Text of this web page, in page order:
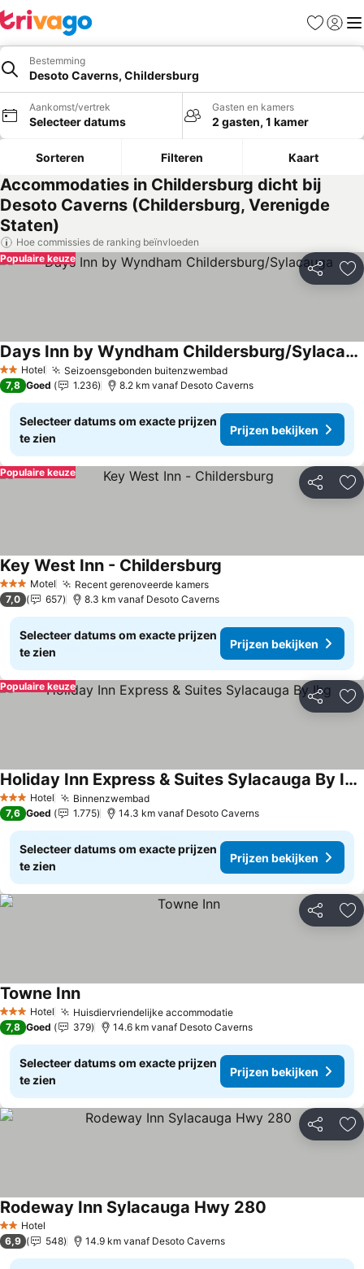
Favorieten
Bestemming
Desoto Caverns, Childersburg
Aankomst/vertrek
Selecteer datums
Gasten en kamers
2 gasten, 1 kamer
Sorteren Filteren Kaart
Accommodaties in Childersburg dicht bij
Desoto Caverns (Childersburg, Verenigde
Staten)
Hoe commissies de ranking beïnvloeden
Delen
Populaire keuze
2 Sterren
Hotel Seizoensgebonden buitenzwembad
Days Inn by Wyndham Childersburg/Sylacauga
7,8 Goed 1.236 8.2 km vanaf Desoto Caverns
Selecteer datums om exacte prijzen
te zien
Prijzen bekijken
Delen
Populaire keuze
3 SterrenMotel Recent gerenoveerde kamers
Key West Inn - Childersburg
7,0 657 8.3 km vanaf Desoto Caverns
Selecteer datums om exacte prijzen
te zien
Prijzen bekijken
Delen
Populaire keuze
3 SterrenHotel Binnenzwembad
Holiday Inn Express & Suites Sylacauga By Ihg
7,6 Goed 1.775 14.3 km vanaf Desoto Caverns
Selecteer datums om exacte prijzen
te zien
Prijzen bekijken
Delen
3 SterrenHotel Huisdiervriendelijke accommodatie
Towne Inn
7,8 Goed 379 14.6 km vanaf Desoto Caverns
Selecteer datums om exacte prijzen
te zien
Prijzen bekijken
Delen
2 Sterren
Hotel
Rodeway Inn Sylacauga Hwy 280
6,9 548 14.9 km vanaf Desoto Caverns